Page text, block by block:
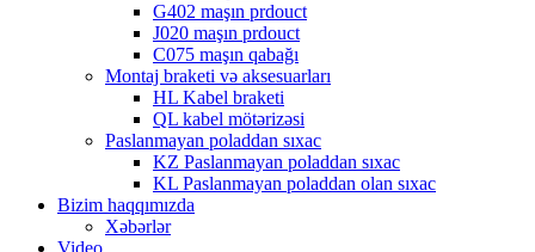
G402 maşın prdouct
J020 maşın prdouct
C075 maşın qabağı
Montaj braketi və aksesuarları
HL Kabel braketi
QL kabel mötərizəsi
Paslanmayan poladdan sıxac
KZ Paslanmayan poladdan sıxac
KL Paslanmayan poladdan olan sıxac
Bizim haqqımızda
Xəbərlər
Video